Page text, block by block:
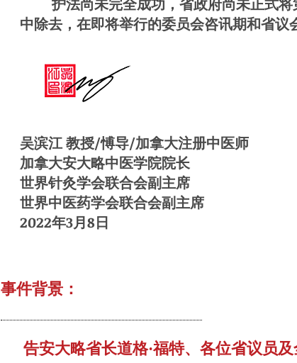
中除去，在即将举行的委员会咨讯期和省议
吴滨江 教授/愽导/加拿大注册中医师
加拿大安大略中医学院院长
世界针灸学会联合会副主席
世界中医药学会联合会副主席
2022年3月8日
​事件背景：
告安大略省长道格·福特、各位省议员